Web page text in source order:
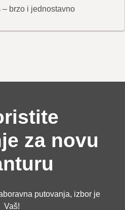
– brzo i jednostavno
za novu
putovanja, izbor je
Vaš!